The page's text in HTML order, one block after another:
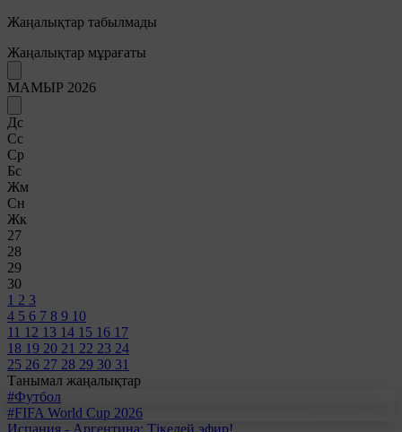
Жаңалықтар табылмады
Жаңалықтар мұрағаты
МАМЫР 2026
Дс
Сс
Ср
Бс
Жм
Сн
Жк
27
28
29
30
1 2 3
4 5 6 7 8 9 10
11 12 13 14 15 16 17
18 19 20 21 22 23 24
25 26 27 28 29 30 31
Танымал жаңалықтар
#Футбол
#FIFA World Cup 2026
Испания - Аргентина: Тікелей эфир!